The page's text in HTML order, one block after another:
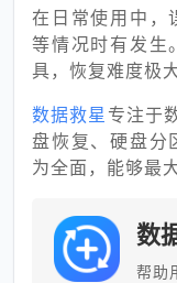
在日常使用中，
等情况时有发生
具，恢复难度极大
数据救星 专注于
盘恢复、硬盘分
为全面，能够最
数
帮助